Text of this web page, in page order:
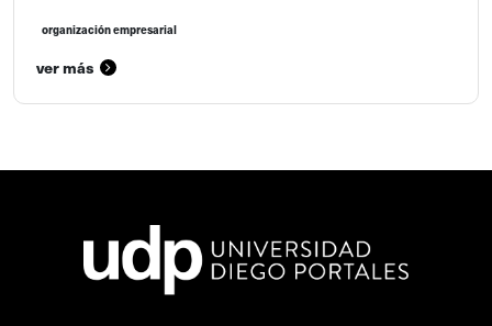
organización empresarial
ver más